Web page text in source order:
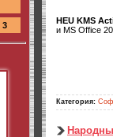
3
HEU KMS
и MS Office
Категория: